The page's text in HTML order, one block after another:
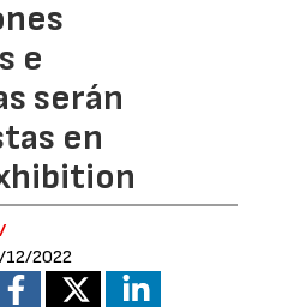
e
serán
en
12/2022